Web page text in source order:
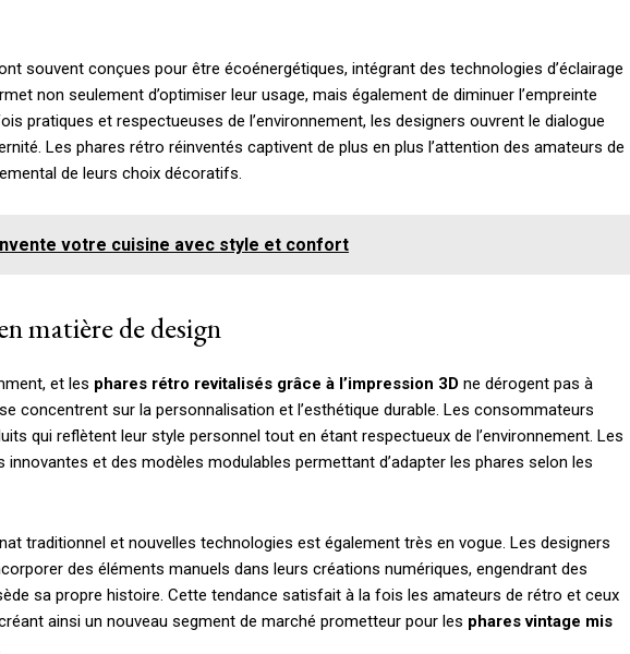
souvent conçues pour être écoénergétiques, intégrant des technologies d’éclairage
non seulement d’optimiser leur usage, mais également de diminuer l’empreinte
pratiques et respectueuses de l’environnement, les designers ouvrent le dialogue
Les phares rétro réinventés captivent de plus en plus l’attention des amateurs de
de leurs choix décoratifs.
votre cuisine avec style et confort
matière de design
et les phares rétro revitalisés grâce à l’impression 3D ne dérogent pas à
concentrent sur la personnalisation et l’esthétique durable. Les consommateurs
qui reflètent leur style personnel tout en étant respectueux de l’environnement. Les
et des modèles modulables permettant d’adapter les phares selon les
traditionnel et nouvelles technologies est également très en vogue. Les designers
des éléments manuels dans leurs créations numériques, engendrant des
sa propre histoire. Cette tendance satisfait à la fois les amateurs de rétro et ceux
ainsi un nouveau segment de marché prometteur pour les phares vintage mis